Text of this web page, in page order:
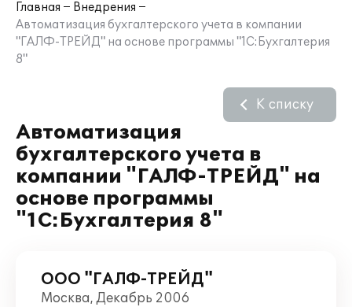
Главная
Внедрения
Автоматизация бухгалтерского учета в компании
"ГАЛФ-ТРЕЙД" на основе программы "1С:Бухгалтерия
8"
Автоматизация
бухгалтерского учета в
компании "ГАЛФ-ТРЕЙД" на
основе программы
"1С:Бухгалтерия 8"
К списку
ООО "ГАЛФ-ТРЕЙД"
Москва, Декабрь 2006